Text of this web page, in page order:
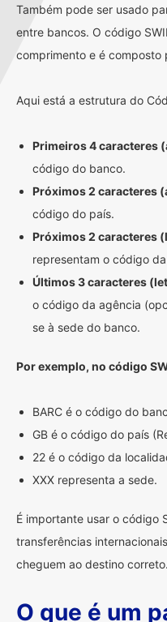
Também pode ser usado
entre bancos. O código
comprimento e é composto
Aqui está a estrutura do
Primeiros 4 caracteres
código do banco.
Próximos 2 caracteres
código do país.
Próximos 2 caracteres
representam o código
Últimos 3 caracteres
o código da agência
se à sede do banco.
Por exemplo, no código
BARC é o código do
GB é o código do país
22 é o código da
XXX representa a sede.
É importante usar o código
transferências
cheguem ao destino correto.
O que é um